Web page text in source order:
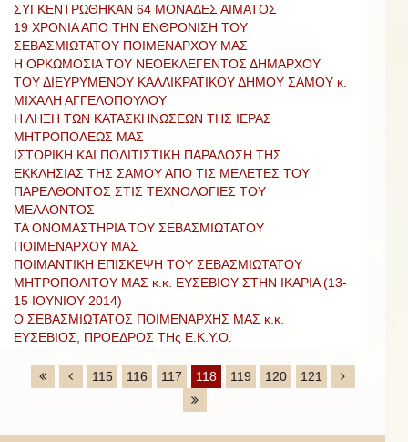
ΣΥΓΚΕΝΤΡΩΘΗΚΑΝ 64 ΜΟΝΑΔΕΣ ΑΙΜΑΤΟΣ
19 ΧΡΟΝΙΑ ΑΠΟ ΤΗΝ ΕΝΘΡΟΝΙΣΗ ΤΟΥ
ΣΕΒΑΣΜΙΩΤΑΤΟΥ ΠΟΙΜΕΝΑΡΧΟΥ ΜΑΣ
Η ΟΡΚΩΜΟΣΙΑ ΤΟΥ ΝΕΟΕΚΛΕΓΕΝΤΟΣ ΔΗΜΑΡΧΟΥ
ΤΟΥ ΔΙΕΥΡΥΜΕΝΟΥ ΚΑΛΛΙΚΡΑΤΙΚΟΥ ΔΗΜΟΥ ΣΑΜΟΥ κ.
ΜΙΧΑΛΗ ΑΓΓΕΛΟΠΟΥΛΟΥ
Η ΛΗΞΗ ΤΩΝ ΚΑΤΑΣΚΗΝΩΣΕΩΝ ΤΗΣ ΙΕΡΑΣ
ΜΗΤΡΟΠΟΛΕΩΣ ΜΑΣ
ΙΣΤΟΡΙΚΗ ΚΑΙ ΠΟΛΙΤΙΣΤΙΚΗ ΠΑΡΑΔΟΣΗ ΤΗΣ
ΕΚΚΛΗΣΙΑΣ ΤΗΣ ΣΑΜΟΥ ΑΠΟ ΤΙΣ ΜΕΛΕΤΕΣ ΤΟΥ
ΠΑΡΕΛΘΟΝΤΟΣ ΣΤΙΣ ΤΕΧΝΟΛΟΓΙΕΣ ΤΟΥ
ΜΕΛΛΟΝΤΟΣ
ΤΑ ΟΝΟΜΑΣΤΗΡΙΑ ΤΟΥ ΣΕΒΑΣΜΙΩΤΑΤΟΥ
ΠΟΙΜΕΝΑΡΧΟΥ ΜΑΣ
ΠΟΙΜΑΝΤΙΚΗ ΕΠΙΣΚΕΨΗ ΤΟΥ ΣΕΒΑΣΜΙΩΤΑΤΟΥ
ΜΗΤΡΟΠΟΛΙΤΟΥ ΜΑΣ κ.κ. ΕΥΣΕΒΙΟΥ ΣΤΗΝ ΙΚΑΡΙΑ (13-
15 ΙΟΥΝΙΟΥ 2014)
Ο ΣΕΒΑΣΜΙΩΤΑΤΟΣ ΠΟΙΜΕΝΑΡΧΗΣ ΜΑΣ κ.κ.
ΕΥΣΕΒΙΟΣ, ΠΡΟΕΔΡΟΣ ΤΗς Ε.Κ.Υ.Ο.
115 116 117 118 119 120 121